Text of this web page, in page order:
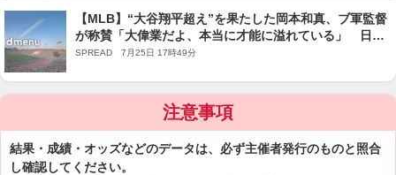
【MLB】“大谷翔平超え”を果たした岡本和真、ブ軍監督
が称賛「大偉業だよ、本当に才能に溢れている」 日本
選手1年目の最多本塁打を更新
SPREAD 7月25日 17時49分
注意事項
結果・成績・オッズなどのデータは、必ず主催者発行のものと照合
し確認してください。